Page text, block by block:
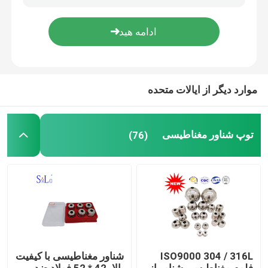
تور کارخانه
Company News
توپ شناور مغناطیسی
توپ شناور فولادی
موارد دیگر از ایالات متحده
توپ شناور مغناطیسی (76)
ISO9000 304 / 316L
شناور مغناطیسی با کیفیت